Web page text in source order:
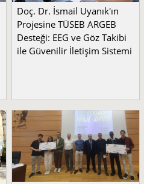
Doç. Dr. İsmail Uyanık'ın
Projesine TÜSEB ARGEB
Desteği: EEG ve Göz Takibi
ile Güvenilir İletişim Sistemi